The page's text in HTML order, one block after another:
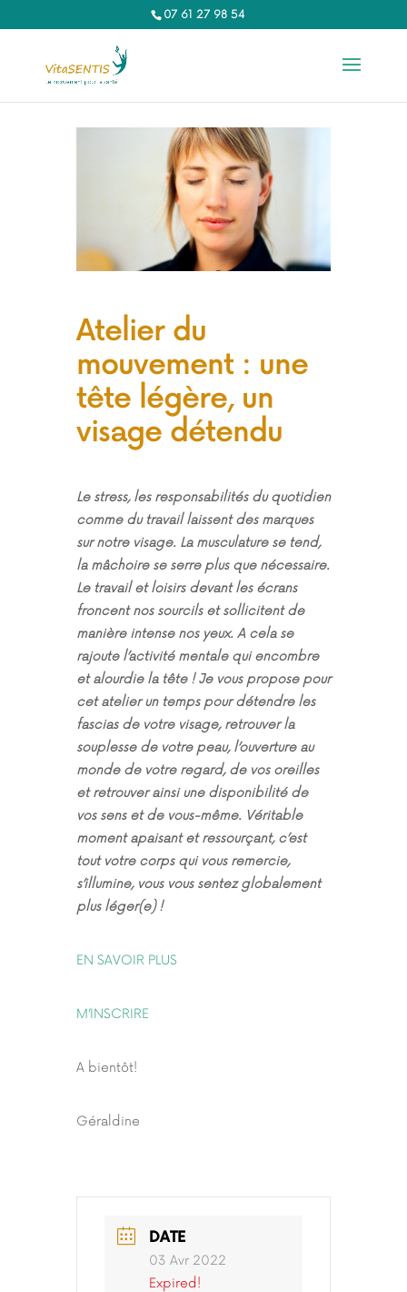
07 61 27 98 54‬
Atelier du
mouvement : une
tête légère, un
visage détendu
Le stress, les responsabilités du quotidien
comme du travail laissent des marques
sur notre visage. La musculature se tend,
la mâchoire se serre plus que nécessaire.
Le travail et loisirs devant les écrans
froncent nos sourcils et sollicitent de
manière intense nos yeux. A cela se
rajoute l’activité mentale qui encombre
et alourdie la tête ! Je vous propose pour
cet atelier un temps pour détendre les
fascias de votre visage, retrouver la
souplesse de votre peau, l’ouverture au
monde de votre regard, de vos oreilles
et retrouver ainsi une disponibilité de
vos sens et de vous-même. Véritable
moment apaisant et ressourçant, c’est
tout votre corps qui vous remercie,
s’illumine, vous vous sentez globalement
plus léger(e) !
EN SAVOIR PLUS
M’INSCRIRE
A bientôt!
Géraldine
DATE
03 Avr 2022
Expired!